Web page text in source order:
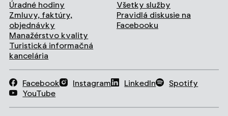
Úradné hodiny
Zmluvy, faktúry,
objednávky
Manažérstvo kvality
Turistická informačná
kancelária
Všetky služby
Pravidlá diskusie na
Facebooku
Facebook Instagram LinkedIn
Spotify
YouTube